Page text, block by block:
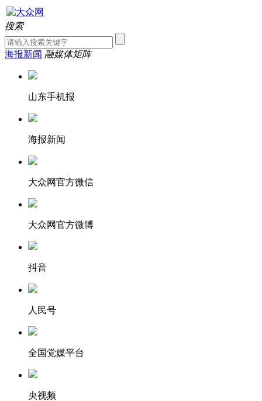
搜索
海报新闻 融媒体矩阵
山东手机报
海报新闻
大众网官方微信
大众网官方微博
抖音
人民号
全国党媒平台
央视频